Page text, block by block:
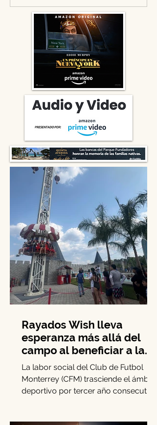
evidencia contraste
navideño y llama a la
solidaridad en tiempos de
guerra
Rayados Wish lleva
esperanza más allá del
campo al beneficiar a la
niñez con enfermedades
crónicas
La labor social del Club de Futbol